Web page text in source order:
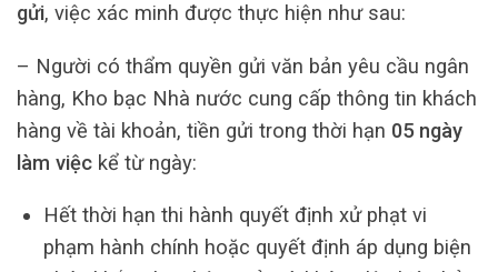
gửi, việc xác minh được thực hiện như sau:
– Người có thẩm quyền gửi văn bản yêu cầu ngân
hàng, Kho bạc Nhà nước cung cấp thông tin khách
hàng về tài khoản, tiền gửi trong thời hạn 05 ngày
làm việc kể từ ngày:
Hết thời hạn thi hành quyết định xử phạt vi
phạm hành chính hoặc quyết định áp dụng biện